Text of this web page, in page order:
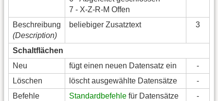
7 - X-Z-R-M Offen
Beschreibung
(Description)
beliebiger Zusatztext 3
Schaltflächen
Neu
fügt einen neuen Datensatz ein
-
Löschen
löscht ausgewählte Datensätze
-
Befehle
Standardbefehle für Datensätze
-